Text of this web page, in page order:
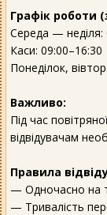
Графік роботи
Середа — неділя:
Каси: 09:00–16:30
Понеділок,
Важливо:
Під час
відвідувачам
Правила
— Одночасно на
— Тривалість